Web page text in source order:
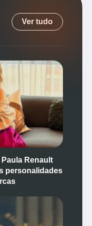
Ver tudo
Renault
personalidades